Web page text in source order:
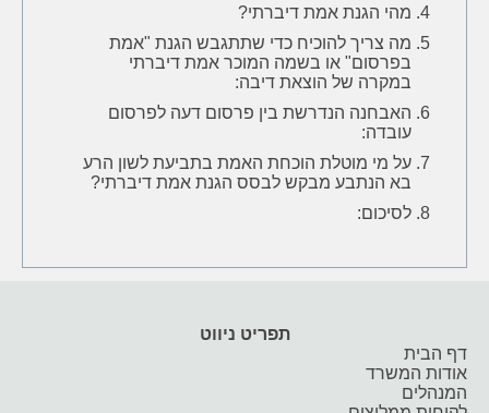
מהי הגנת אמת דיברתי?
מה צריך להוכיח כדי שתתגבש הגנת "אמת
בפרסום" או בשמה המוכר אמת דיברתי
במקרה של הוצאת דיבה:
האבחנה הנדרשת בין פרסום דעה לפרסום
עובדה:
על מי מוטלת הוכחת האמת בתביעת לשון הרע
בא הנתבע מבקש לבסס הגנת אמת דיברתי?
לסיכום:
תפריט ניווט
דף הבית
אודות המשרד
המנהלים